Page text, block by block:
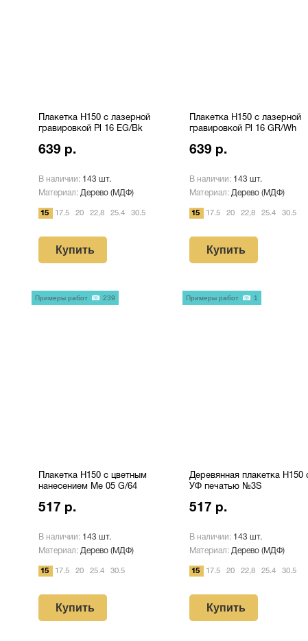
Плакетка H150 с лазерной
гравировкой Pl 16 EG/Bk
639 р.
В наличии: 143 шт.
Материал: Дерево (МДФ)
15 17.5 20 22,8 25.4 30.5
Купить
Плакетка H150 с лазерной
гравировкой Pl 16 GR/Wh
639 р.
В наличии: 143 шт.
Материал: Дерево (МДФ)
15 17.5 20 22,8 25.4 30.5
Купить
Плакетка H150 с цветным
нанесением Me 05 G/64
517 р.
В наличии: 143 шт.
Материал: Дерево (МДФ)
15 17.5 20 25.4 30.5
Купить
Примеры работ 239
Деревянная плакетка H150
УФ печатью №3S
517 р.
В наличии: 143 шт.
Материал: Дерево (МДФ)
15 17.5 20 22,8 25.4 30.5
Купить
Примеры работ 1